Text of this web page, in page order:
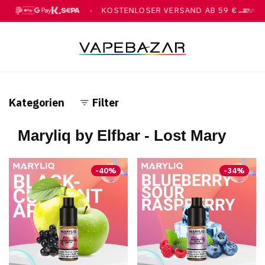
PAY, KLARNA, ÜBERWEISUNG
● KOSTENLOSER VERSAND AB 59 €
MIT DHL
Kategorien Filter
Maryliq by Elfbar - Lost Mary
-40% -34%